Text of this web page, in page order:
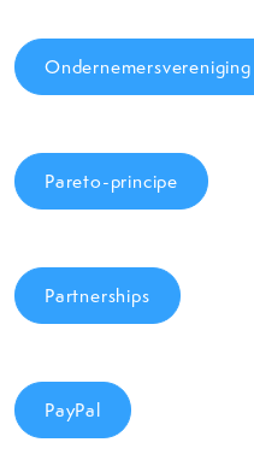
Ondernemersvereniging
Pareto-principe
Partnerships
PayPal